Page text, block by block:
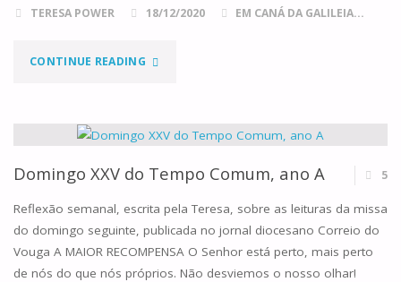
TERESA POWER 18/12/2020 EM CANÁ DA GALILEIA...
CONTINUE READING"DOMINGO
DO
ADVENTO,
ANO
B"
Domingo XXV do Tempo Comum, ano A 5
Reflexão semanal, escrita pela Teresa, sobre as leituras da missa
do domingo seguinte, publicada no jornal diocesano Correio do
Vouga A MAIOR RECOMPENSA O Senhor está perto, mais perto
de nós do que nós próprios. Não desviemos o nosso olhar!